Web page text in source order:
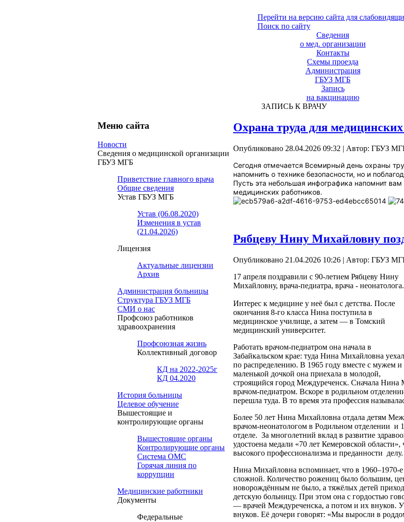
Перейти на версию сайта для
Поиск по сайту
Сведения
о мед. организации
Контакты
Схемы проезда
Администрация
ГБУЗ МГБ
Запись
на вакцинацию
ЗАПИСЬ К ВРАЧУ
Меню сайта
Новости
Сведения о медицинской организации
ГБУЗ МГБ
Приветствие главного врача
Общие сведения
Устав ГБУЗ МГБ
Устав (06.08.2020)
Изменения в устав
(21.04.2026)
Лицензия
Актуальные лицензии
Архив
Администрация больницы
Структура ГБУЗ МГБ
СМИ о нас
Профсоюз работников
здравоохранения
Профсоюзная жизнь
Коллективный договор
КД на 2022-2025г
КД 04.2020
История больницы
Целевое обучение
Вышестоящие и
контролирующие органы
Вышестоящие органы
Контролирующие органы
Система ОМС
Горячая линия по
коррупции
Медицинские работники
Документы
Федеральные
Охрана труда для
Опубликовано 28.04.2026 09:32 | Автор: ГБУЗ
Сегодня отмечается Всемирный день охраны
напомнить о технике безопасности, но и
Пусть эта небольшая инфографика напомнит
медицинских работников.
Рябцеву Нину Михайловну
Опубликовано 21.04.2026 10:26 | Автор: ГБУЗ
17 апреля поздравили с 90‑летием Рябцеву Нину
Михайловну, врача-педиатра, врача - неонатолога.
Интерес к медицине у неё был с детства. После
окончания 8‑го класса Нина поступила в
медицинское училище, а затем — в Томский
медицинский университет.
Работать врачом‑педиатром она начала в
Забайкальском крае: туда Нина Михайловна
по распределению. В 1965 году вместе с мужем и
маленькой дочкой она приехала в молодой,
строящийся город Междуреченск. Сначала Нина
врачом‑педиатром. Вскоре в родильном
перешла туда. В то время эта профессия
Более 50 лет Нина Михайловна отдала детям
врачом‑неонатологом в Родильном отделении
отделе. За многолетний вклад в развитие
удостоена медали «70 лет Кемеровской
высокого профессионализма и преданности делу.
Нина Михайловна вспоминает, что в
сложной. Количество рожениц было большим,
новорождённым не было, а тяжёлых детей
детскую больницу. При этом она с гордостью
— врачей Междуреченска, а потом и их
внуков. Её дочери говорят: «Мы выросли в